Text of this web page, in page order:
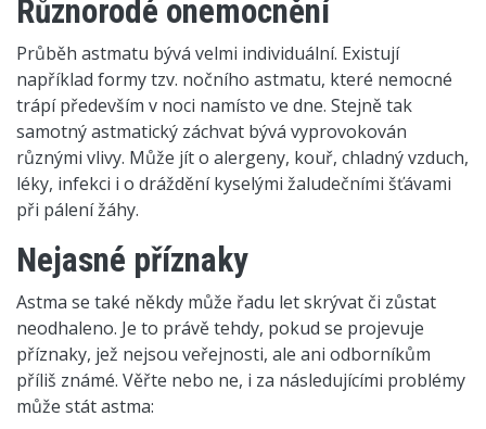
Různorodé onemocnění
Průběh astmatu bývá velmi individuální. Existují
například formy tzv. nočního astmatu, které nemocné
trápí především v noci namísto ve dne. Stejně tak
samotný astmatický záchvat bývá vyprovokován
různými vlivy. Může jít o alergeny, kouř, chladný vzduch,
léky, infekci i o dráždění kyselými žaludečními šťávami
při pálení žáhy.
Nejasné příznaky
Astma se také někdy může řadu let skrývat či zůstat
neodhaleno. Je to právě tehdy, pokud se projevuje
příznaky, jež nejsou veřejnosti, ale ani odborníkům
příliš známé. Věřte nebo ne, i za následujícími problémy
může stát astma: